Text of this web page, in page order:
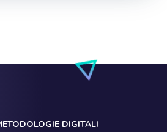
DIGITALI